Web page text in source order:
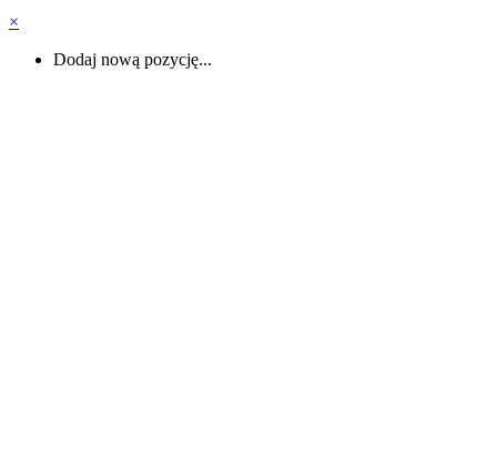
×
Dodaj nową pozycję...